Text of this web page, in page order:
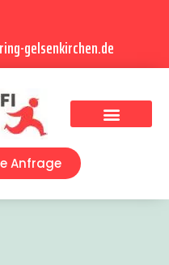
gelsenkirchen.de
Anfrage